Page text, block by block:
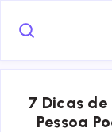
7 Dicas
Pessoa